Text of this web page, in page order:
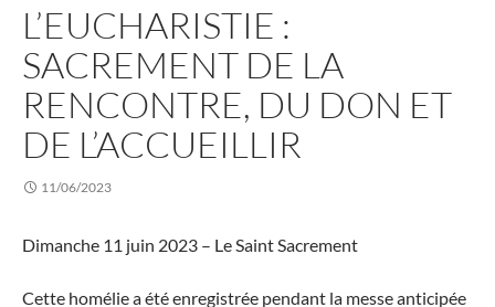
L’EUCHARISTIE :
SACREMENT DE LA
RENCONTRE, DU DON ET
DE L’ACCUEILLIR
11/06/2023
Dimanche 11 juin 2023 – Le Saint Sacrement
Cette homélie a été enregistrée pendant la messe anticipée